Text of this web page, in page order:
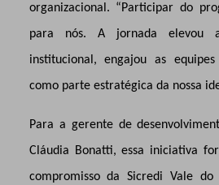
organizacional. “Participar do
para nós. A jornada elevou
institucional, engajou as
como parte estratégica da nossa
Para a gerente de
Cláudia Bonatti, essa iniciativa
compromisso da Sicredi Vale